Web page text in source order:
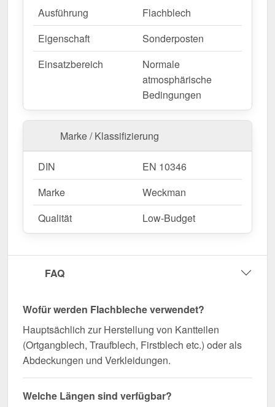
Schnell geliefert & mit 10 Jahre Garantie!
Langlebig, wetterfest, individuell auf Maß – bestellen
Sie jetzt und profitieren Sie von schneller Lieferung!
Wegen Sonderanfertigung vom Widerruf ausgeschlossen
Ausführung
Flachblech
Eigenschaft
Sonderposten
Einsatzbereich
Normale
atmosphärische
Bedingungen
Marke / Klassifizierung
DIN
EN 10346
Marke
Weckman
Qualität
Low-Budget
FAQ
Wofür werden Flachbleche verwendet?
Hauptsächlich zur Herstellung von Kantteilen
(Ortgangblech, Traufblech, Firstblech etc.) oder als
Abdeckungen und Verkleidungen.
Welche Längen sind verfügbar?